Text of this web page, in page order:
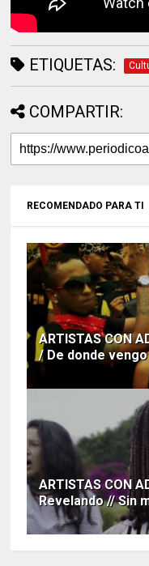
ETIQUETAS:
COMPARTIR:
RECOMENDADO PARA TI
ARTISTAS CON
/ De donde
ARTISTAS CON
Revelando // Sin